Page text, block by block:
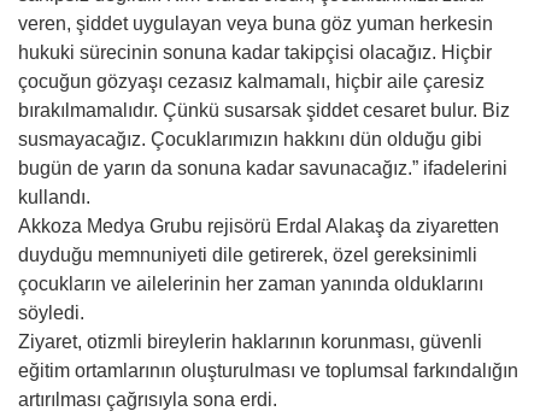
veren, şiddet uygulayan veya buna göz yuman herkesin
hukuki sürecinin sonuna kadar takipçisi olacağız. Hiçbir
çocuğun gözyaşı cezasız kalmamalı, hiçbir aile çaresiz
bırakılmamalıdır. Çünkü susarsak şiddet cesaret bulur. Biz
susmayacağız. Çocuklarımızın hakkını dün olduğu gibi
bugün de yarın da sonuna kadar savunacağız.” ifadelerini
kullandı.
Akkoza Medya Grubu rejisörü Erdal Alakaş da ziyaretten
duyduğu memnuniyeti dile getirerek, özel gereksinimli
çocukların ve ailelerinin her zaman yanında olduklarını
söyledi.
Ziyaret, otizmli bireylerin haklarının korunması, güvenli
eğitim ortamlarının oluşturulması ve toplumsal farkındalığın
artırılması çağrısıyla sona erdi.